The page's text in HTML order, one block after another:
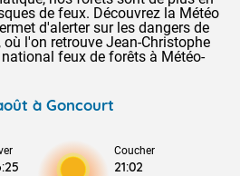
de feux. Découvrez la Météo
d'alerter sur les dangers de
l'on retrouve Jean-Christophe
feux de forêts à Météo-
à Goncourt
Coucher
21:02